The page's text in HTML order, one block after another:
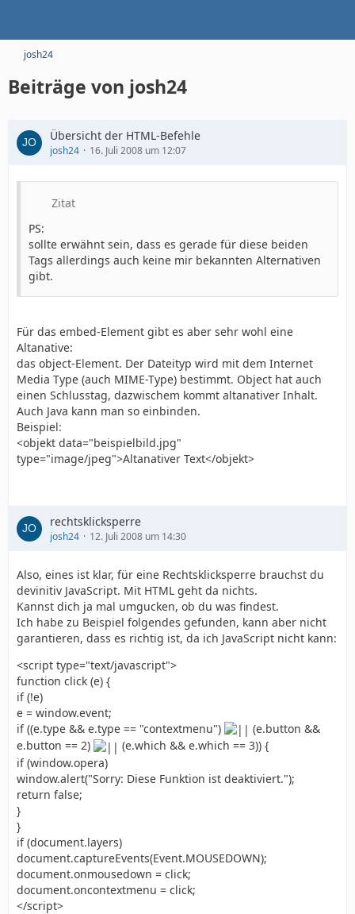
josh24
Beiträge von josh24
Übersicht der HTML-Befehle
josh24 16. Juli 2008 um 12:07
Zitat
PS:
sollte erwähnt sein, dass es gerade für diese beiden
Tags allerdings auch keine mir bekannten Alternativen
gibt.
Für das embed-Element gibt es aber sehr wohl eine
Altanative:
das object-Element. Der Dateityp wird mit dem Internet
Media Type (auch MIME-Type) bestimmt. Object hat auch
einen Schlusstag, dazwischem kommt altanativer Inhalt.
Auch Java kann man so einbinden.
Beispiel:
<objekt data="beispielbild.jpg"
type="image/jpeg">Altanativer Text</objekt>
rechtsklicksperre
josh24 12. Juli 2008 um 14:30
Also, eines ist klar, für eine Rechtsklicksperre brauchst du
devinitiv JavaScript. Mit HTML geht da nichts.
Kannst dich ja mal umgucken, ob du was findest.
Ich habe zu Beispiel folgendes gefunden, kann aber nicht
garantieren, dass es richtig ist, da ich JavaScript nicht kann:
<script type="text/javascript">
function click (e) {
if (!e)
e = window.event;
if ((e.type && e.type == "contextmenu")
(e.button &&
e.button == 2)
(e.which && e.which == 3)) {
if (window.opera)
window.alert("Sorry: Diese Funktion ist deaktiviert.");
return false;
}
}
if (document.layers)
document.captureEvents(Event.MOUSEDOWN);
document.onmousedown = click;
document.oncontextmenu = click;
</script>